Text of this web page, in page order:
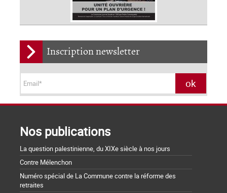
Inscription newsletter
Nos publications
La question palestinienne, du XIXe siècle à nos jours
Contre Mélenchon
Numéro spécial de La Commune contre la réforme des
retraites